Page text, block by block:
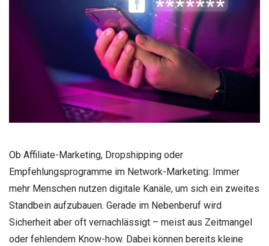
Ob Affiliate-Marketing, Dropshipping oder
Empfehlungsprogramme im Network-Marketing: Immer
mehr Menschen nutzen digitale Kanäle, um sich ein zweites
Standbein aufzubauen. Gerade im Nebenberuf wird
Sicherheit aber oft vernachlässigt – meist aus Zeitmangel
oder fehlendem Know-how. Dabei können bereits kleine